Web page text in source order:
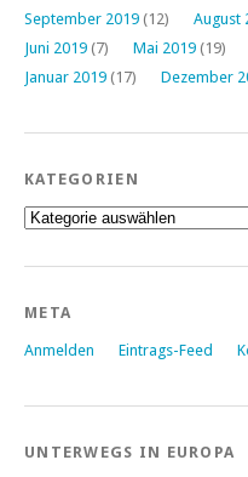
September 2019 (12) August
Juni 2019 (7) Mai 2019 (19)
Januar 2019 (17) Dezember
KATEGORIEN
Kategorien
META
Anmelden Eintrags-Feed
UNTERWEGS IN EUROPA